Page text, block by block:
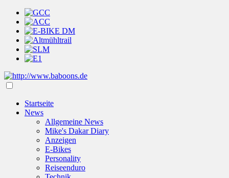
Startseite
News
Allgemeine News
Mike's Dakar Diary
Anzeigen
E-Bikes
Personality
Reiseenduro